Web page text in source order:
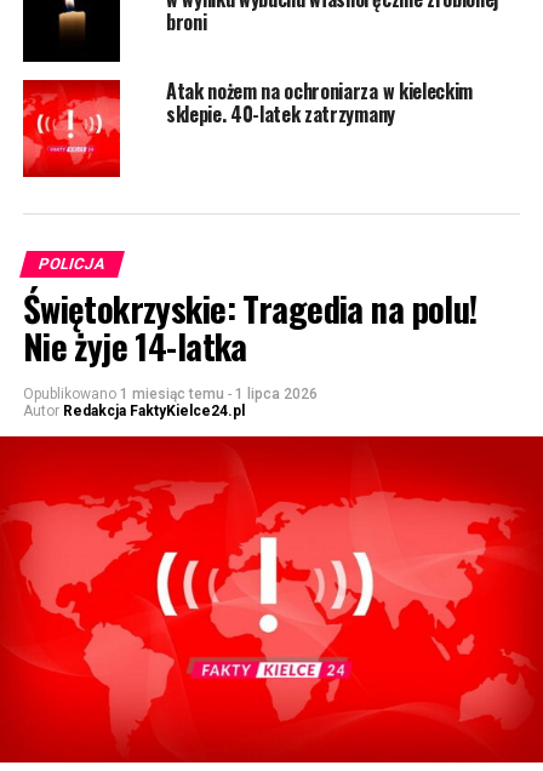
broni
Atak nożem na ochroniarza w kieleckim
sklepie. 40-latek zatrzymany
POLICJA
Świętokrzyskie: Tragedia na polu!
Nie żyje 14-latka
Opublikowano 1 miesiąc temu - 1 lipca 2026
Autor Redakcja FaktyKielce24.pl